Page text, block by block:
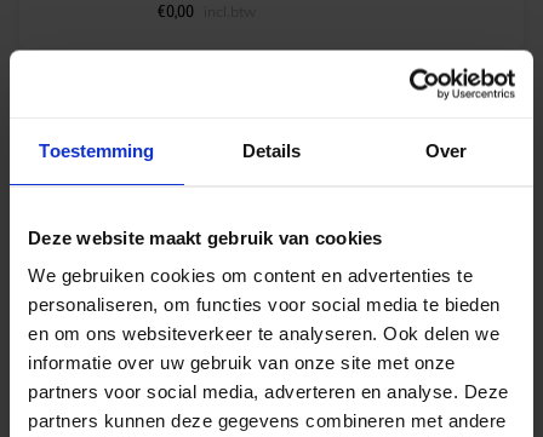
Toestemming Details Over
Deze website maakt gebruik van cookies
We gebruiken cookies om content en advertenties te
personaliseren, om functies voor social media te bieden
en om ons websiteverkeer te analyseren. Ook delen we
informatie over uw gebruik van onze site met onze
partners voor social media, adverteren en analyse. Deze
partners kunnen deze gegevens combineren met andere
€0,00
€0,00
Philips Master PL-C Xtra 18W 830 – 4 pins
Op voorraad